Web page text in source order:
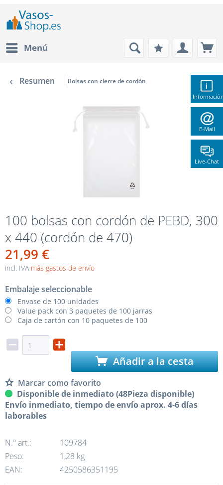
E-Mail
Live-Chat
Menú
Resumen Bolsas con cierre de cordón
100 bolsas con cordón de PEBD, 300
x 440 (cordón de 470)
21,99 €
incl. IVA más gastos de envío
Embalaje seleccionable
Envase de 100 unidades
Value pack con 3 paquetes de 100 jarras
Caja de cartón con 10 paquetes de 100
Añadir a la cesta
Marcar como favorito
Disponible de inmediato (48Pieza disponible)
Envío inmediato, tiempo de envío aprox. 4-6 días
laborables
N.º art.:
109784
Peso:
1,28 kg
EAN:
4250586351195